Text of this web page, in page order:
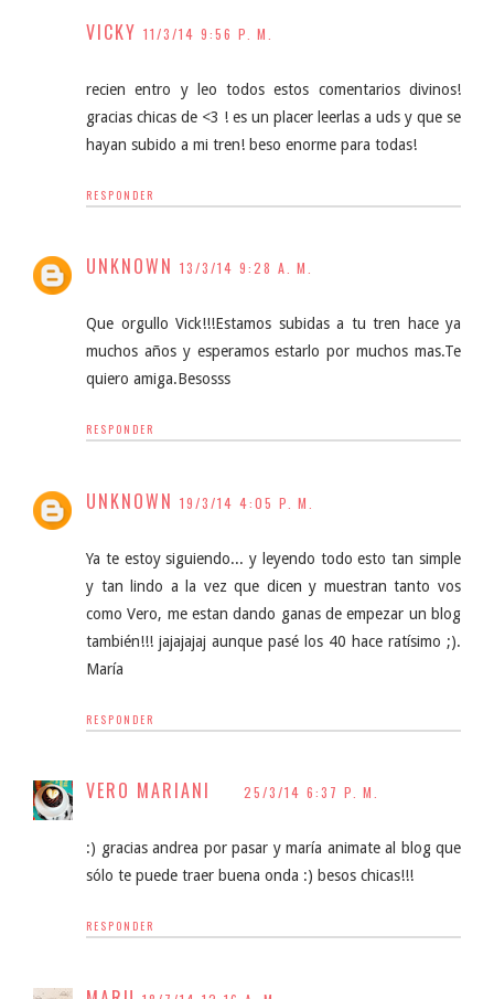
VICKY 11/3/14 9:56 P. M.
recien entro y leo todos estos comentarios divinos!
gracias chicas de <3 ! es un placer leerlas a uds y que se
hayan subido a mi tren! beso enorme para todas!
RESPONDER
UNKNOWN 13/3/14 9:28 A. M.
Que orgullo Vick!!!Estamos subidas a tu tren hace ya
muchos años y esperamos estarlo por muchos mas.Te
quiero amiga.Besosss
RESPONDER
UNKNOWN 19/3/14 4:05 P. M.
Ya te estoy siguiendo... y leyendo todo esto tan simple
y tan lindo a la vez que dicen y muestran tanto vos
como Vero, me estan dando ganas de empezar un blog
también!!! jajajajaj aunque pasé los 40 hace ratísimo ;).
María
RESPONDER
VERO MARIANI 25/3/14 6:37 P. M.
:) gracias andrea por pasar y maría animate al blog que
sólo te puede traer buena onda :) besos chicas!!!
RESPONDER